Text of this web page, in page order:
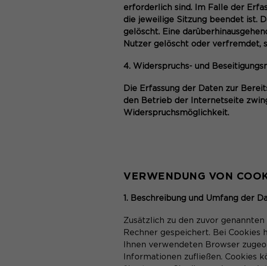
erforderlich sind. Im Falle der
die jeweilige Sitzung beendet ist.
gelöscht. Eine
Nutzer gelöscht oder verfremdet,
4. Widerspruchs- und
Die Erfassung der Daten zur
den Betrieb der Internetseite
Widerspruchsmöglichkeit.
VERWENDUNG VON
1. Beschreibung und Umfang der
Zusätzlich zu den zuvor
Rechner gespeichert. Bei
Ihnen verwendeten Browser
Informationen zufließen. Cookies